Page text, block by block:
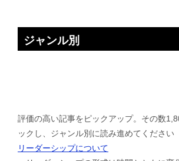
ジャンル別
評価の高い記事をピックアップ。その数
ックし、ジャンル別に読み進めてください
リーダーシップについて